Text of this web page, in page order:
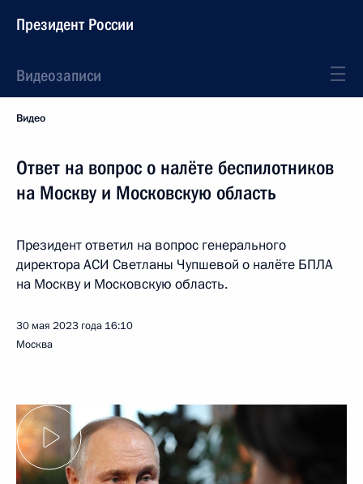
Президент России
Видеозаписи
Видео
Ответ на вопрос о налёте беспилотников
на Москву и Московскую область
Президент ответил на вопрос генерального
директора АСИ Светланы Чупшевой о налёте БПЛА
на Москву и Московскую область.
30 мая 2023 года 16:10
Москва